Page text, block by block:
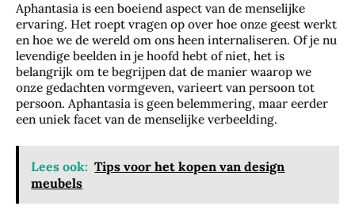
Aphantasia is een boeiend aspect van de menselijke
ervaring. Het roept vragen op over hoe onze geest werkt
en hoe we de wereld om ons heen internaliseren. Of je nu
levendige beelden in je hoofd hebt of niet, het is
belangrijk om te begrijpen dat de manier waarop we
onze gedachten vormgeven, varieert van persoon tot
persoon. Aphantasia is geen belemmering, maar eerder
een uniek facet van de menselijke verbeelding.
Lees ook: Tips voor het kopen van design
meubels
Zo
bes
che
rm
je
Da
gje
Rot
ter
da